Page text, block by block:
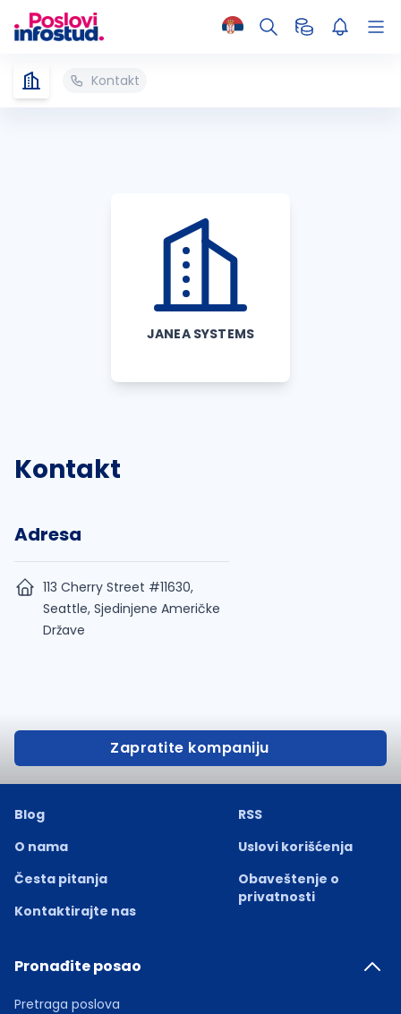
Kontakt
JANEA SYSTEMS
Kontakt
Adresa
113 Cherry Street #11630,
Seattle, Sjedinjene Američke
Države
Zapratite kompaniju
Blog
O nama
Česta pitanja
Kontaktirajte nas
RSS
Uslovi korišćenja
Obaveštenje o
privatnosti
Pronađite posao
Pretraga poslova